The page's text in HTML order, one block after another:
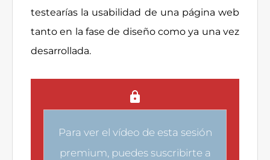
testearías la usabilidad de una página web
tanto en la fase de diseño como ya una vez
desarrollada.
Para ver el vídeo de esta sesión
premium, puedes suscribirte a